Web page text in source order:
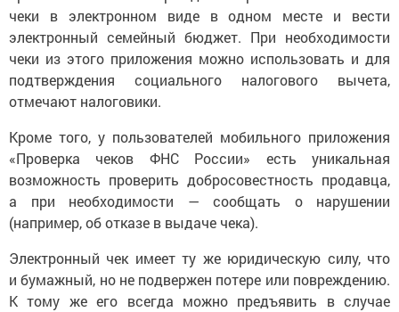
чеки в электронном виде в одном месте и вести
электронный семейный бюджет. При необходимости
чеки из этого приложения можно использовать и для
подтверждения социального налогового вычета,
отмечают налоговики.
Кроме того, у пользователей мобильного приложения
«Проверка чеков ФНС России» есть уникальная
возможность проверить добросовестность продавца,
а при необходимости — сообщать о нарушении
(например, об отказе в выдаче чека).
Электронный чек имеет ту же юридическую силу, что
и бумажный, но не подвержен потере или повреждению.
К тому же его всегда можно предъявить в случае